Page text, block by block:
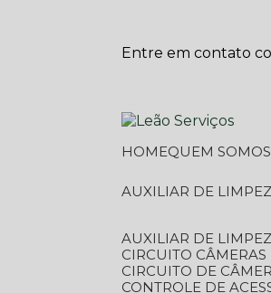
Entre em contato
HOME
QUEM SOMOS
AUXILIAR DE
AUXILIAR DE
CIRCUITO
CIRCUITO DE
CONTROLE DE